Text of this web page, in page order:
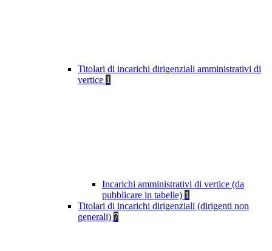
Titolari di incarichi dirigenziali amministrativi di
vertice 1
Incarichi amministrativi di vertice (da
pubblicare in tabelle) 1
Titolari di incarichi dirigenziali (dirigenti non
generali) 7